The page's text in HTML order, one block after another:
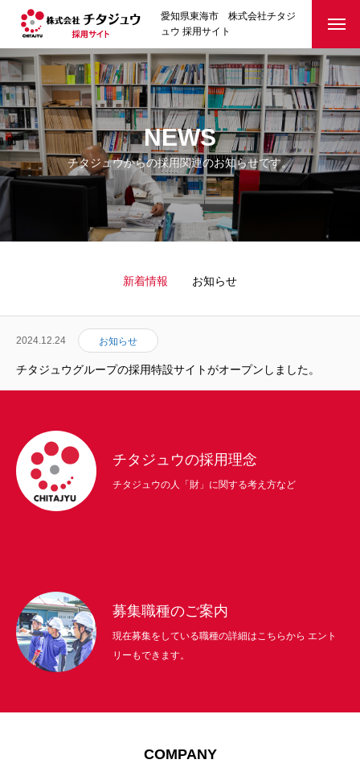
愛知県東海市 株式会社チタジ
ュウ 採用サイト
NEWS
チタジュウからの採用関連のお知らせです。
新着情報 お知らせ
2024.12.24 お知らせ
チタジュウグループの採用特設サイトがオープンしました。
チタジュウの採用理念
チタジュウの人「財」に関する考え方など
募集職種のご案内
現在募集をしている職種の詳細はこちらから エント
リーもできます。
COMPANY